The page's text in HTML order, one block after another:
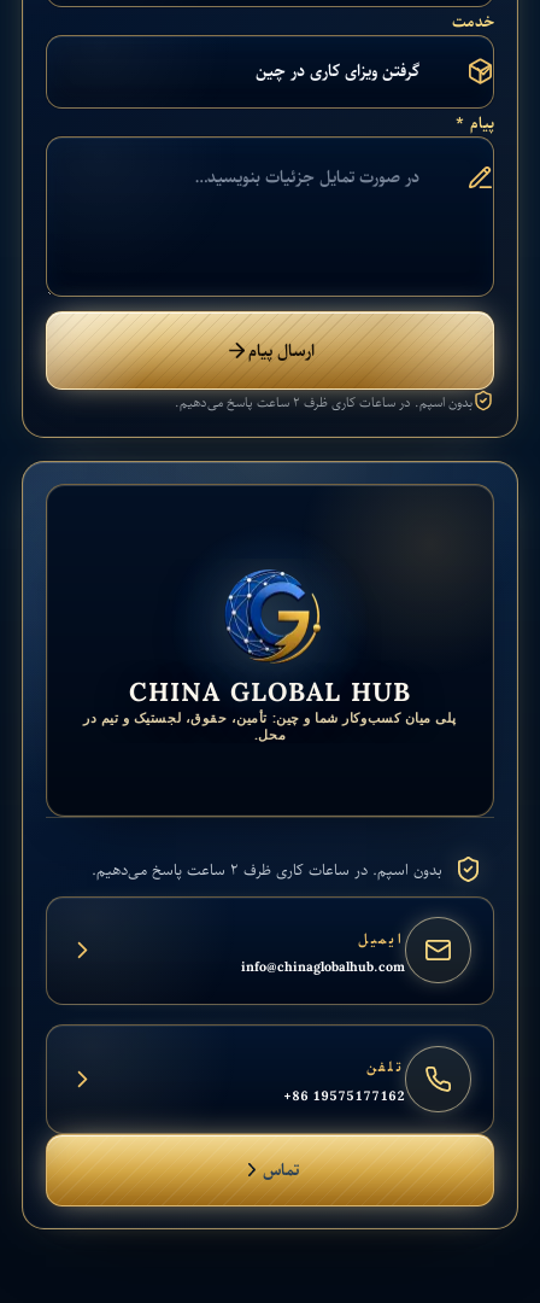
خدمت
پیام *
ارسال پیام
بدون اسپم. در ساعات کاری ظرف ۲ ساعت پاسخ می‌دهیم.
CHINA GLOBAL HUB
پلی میان کسب‌وکار شما و چین: تأمین، حقوق، لجستیک و تیم در
محل.
بدون اسپم. در ساعات کاری ظرف ۲ ساعت پاسخ می‌دهیم.
ایمیل
info@chinaglobalhub.com
تلفن
+86 19575177162
تماس